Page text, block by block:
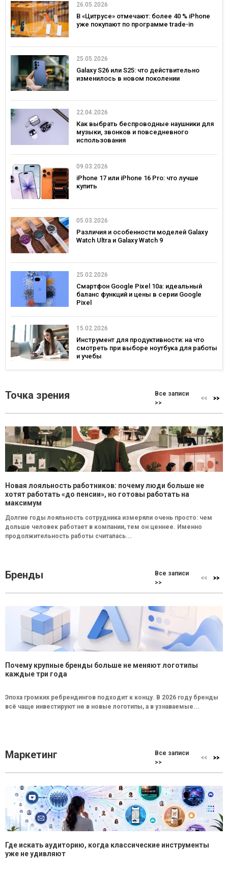
26.05.2026
В «Цитрусе» отмечают: более 40 % iPhone
уже покупают по программе trade-in
25.05.2026
Galaxy S26 или S25: что действительно
изменилось в новом поколении
22.04.2026
Как выбрать беспроводные наушники для
музыки, звонков и повседневного
использования
09.03.2026
iPhone 17 или iPhone 16 Pro: что лучше
купить
05.03.2026
Различия и особенности моделей Galaxy
Watch Ultra и Galaxy Watch 9
25.02.2026
Смартфон Google Pixel 10a: идеальный
баланс функций и цены в серии Google
Pixel
15.02.2026
Инструмент для продуктивности: на что
смотреть при выборе ноутбука для работы
и учебы
Точка зрения
Все записи
>>
Новая лояльность работников: почему люди больше не
хотят работать «до пенсии», но готовы работать на
максимум
Долгие годы лояльность сотрудника измеряли очень просто: чем
дольше человек работает в компании, тем он ценнее. Именно
продолжительность работы считалась...
Бренды
Все записи
>>
Почему крупные бренды больше не меняют логотипы
каждые три года
Эпоха громких ребрендингов подходит к концу. В 2026 году бренды
всё чаще инвестируют не в новые логотипы, а в узнаваемые...
Маркетинг
Все записи
>>
Где искать аудиторию, когда классические инструменты
уже не удивляют